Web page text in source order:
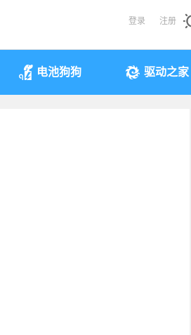
登录 注册
电池狗狗 驱动之家